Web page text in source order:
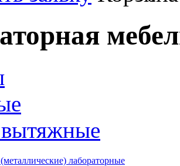
лабораторные